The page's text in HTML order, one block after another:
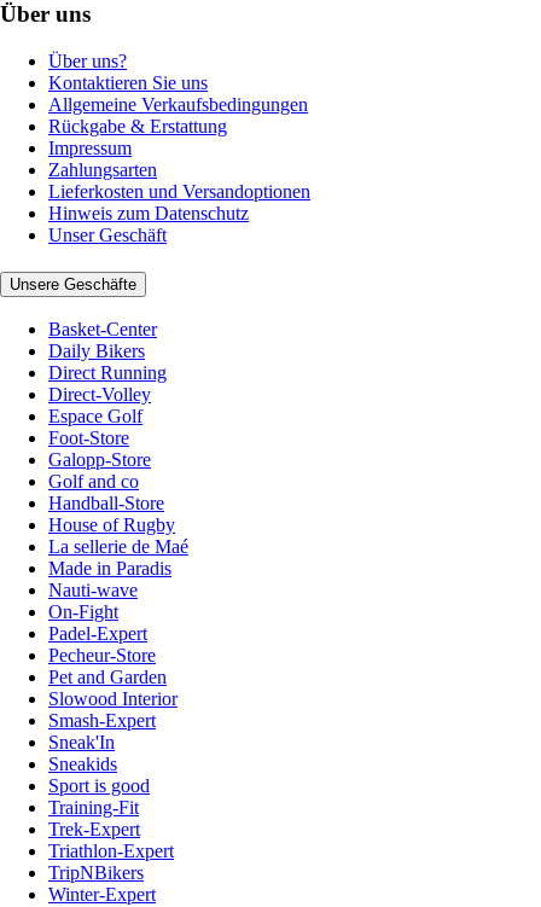
Über uns
Über uns?
Kontaktieren Sie uns
Allgemeine Verkaufsbedingungen
Rückgabe & Erstattung
Impressum
Zahlungsarten
Lieferkosten und Versandoptionen
Hinweis zum Datenschutz
Unser Geschäft
Unsere Geschäfte
Basket-Center
Daily Bikers
Direct Running
Direct-Volley
Espace Golf
Foot-Store
Galopp-Store
Golf and co
Handball-Store
House of Rugby
La sellerie de Maé
Made in Paradis
Nauti-wave
On-Fight
Padel-Expert
Pecheur-Store
Pet and Garden
Slowood Interior
Smash-Expert
Sneak'In
Sneakids
Sport is good
Training-Fit
Trek-Expert
Triathlon-Expert
TripNBikers
Winter-Expert